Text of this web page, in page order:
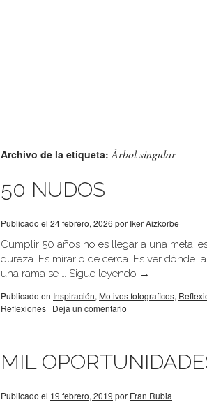
Archivo de la etiqueta:Árbol singular
50 NUDOS
Publicado el 24 febrero, 2026 por Iker Aizkorbe
Cumplir 50 años no es llegar a una meta,
dureza. Es mirarlo de cerca. Es ver dónde
una rama se … Sigue leyendo →
Publicado en Inspiración, Motivos fotograficos,
Reflexiones | Deja un comentario
MIL
Publicado el 19 febrero, 2019 por Fran Rubia